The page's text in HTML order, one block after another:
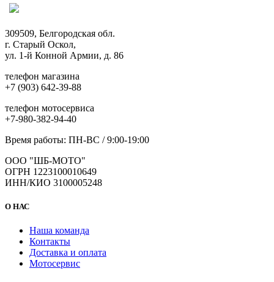
на
товара.
309509, Белгородская обл.
г. Старый Оскол,
ул. 1-й Конной Армии, д. 86
телефон магазина
+7 (903) 642-39-88
телефон мотосервиса
+7-980-382-94-40
Время работы: ПН-ВС / 9:00-19:00
ООО "ШБ-МОТО"
ОГРН 1223100010649
ИНН/КИО 3100005248
О НАС
Наша команда
Контакты
Доставка и оплата
Мотосервис